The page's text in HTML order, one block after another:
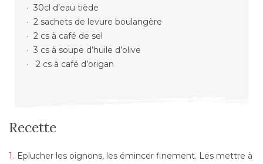
30cl d’eau tiède
2 sachets de levure boulangère
2 cs à café de sel
3 cs à soupe d’huile d’olive
2 cs à café d’origan
Recette
Eplucher les oignons, les émincer finement. Les mettre à